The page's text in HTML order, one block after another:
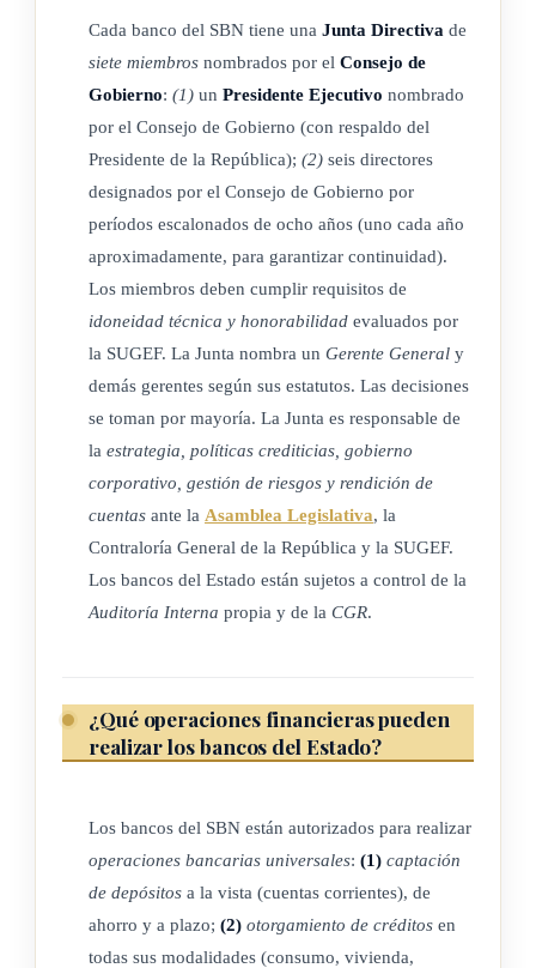
de resolución de los intermediarios financieros, N° 9816 del
11 de febrero de 2020)
ARTÍCULO 5º
Los bancos tendrán su domicilio legal en la ciudad donde
opere su oficina principal. Podrán establecer sucursales,
agencias u oficinas, así como designar corresponsales en
cualquier lugar del territorio de la República. También podrán
actuar, en operaciones propias de bancos comerciales, como
agentes o corresponsales de bancosextranjeros de primer
orden, y designar a éstos como sus agentes o corresponsales
en el exterior. Los bancos están asimismo autorizados para
establecer sucursales, agencias u oficinas, fuera del territorio
nacional. ( Así reformado por el artículo 1º de la ley Nº 4348
de 2 de julio de 1969)
La duración legal de los bancos del Estado será de noventa y
nueve años, contados desde la fecha en que esta ley entre en
vigencia.
ARTÍCULO 7º
Solamente los bancos establecidos conforme con lo dispuesto
en esta ley podrán usar su nombre comercial en la
Cada banco del SBN tiene una Junta Directiva de
siete miembros nombrados por el Consejo de
Gobierno: (1) un Presidente Ejecutivo nombrado
por el Consejo de Gobierno (con respaldo del
Presidente de la República); (2) seis directores
designados por el Consejo de Gobierno por
períodos escalonados de ocho años (uno cada año
aproximadamente, para garantizar continuidad).
Los miembros deben cumplir requisitos de
idoneidad técnica y honorabilidad evaluados por
la SUGEF. La Junta nombra un Gerente General y
demás gerentes según sus estatutos. Las decisiones
se toman por mayoría. La Junta es responsable de
la estrategia, políticas crediticias, gobierno
corporativo, gestión de riesgos y rendición de
cuentas ante la Asamblea Legislativa, la
Contraloría General de la República y la SUGEF.
Los bancos del Estado están sujetos a control de la
Auditoría Interna propia y de la CGR.
¿Qué operaciones financieras pueden
realizar los bancos del Estado?
Los bancos del SBN están autorizados para realizar
operaciones bancarias universales: (1) captación
de depósitos a la vista (cuentas corrientes), de
ahorro y a plazo; (2) otorgamiento de créditos en
todas sus modalidades (consumo, vivienda,